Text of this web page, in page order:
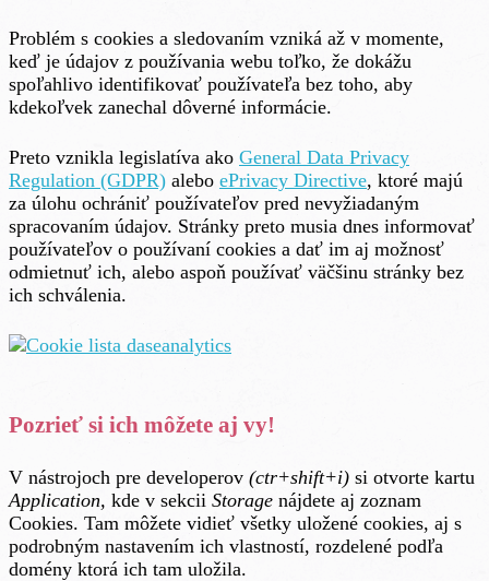
Problém s cookies a sledovaním vzniká až v momente,
keď je údajov z používania webu toľko, že dokážu
spoľahlivo identifikovať používateľa bez toho, aby
kdekoľvek zanechal dôverné informácie.
Preto vznikla legislatíva ako General Data Privacy
Regulation (GDPR) alebo ePrivacy Directive, ktoré majú
za úlohu ochrániť používateľov pred nevyžiadaným
spracovaním údajov. Stránky preto musia dnes informovať
používateľov o používaní cookies a dať im aj možnosť
odmietnuť ich, alebo aspoň používať väčšinu stránky bez
ich schválenia.
Pozrieť si ich môžete aj vy!
V nástrojoch pre developerov (ctr+shift+i) si otvorte kartu
Application, kde v sekcii Storage nájdete aj zoznam
Cookies. Tam môžete vidieť všetky uložené cookies, aj s
podrobným nastavením ich vlastností, rozdelené podľa
domény ktorá ich tam uložila.